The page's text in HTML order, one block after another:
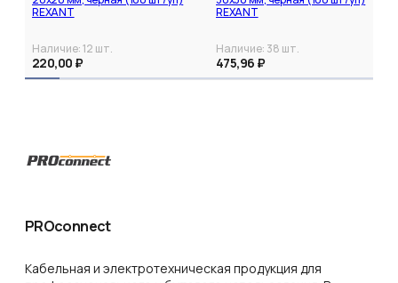
REXANT
Наличие:12 шт.
220,00 ₽
REXANT
Наличие: 38 шт.
475,96 ₽
PROconnect
Кабельная и электротехническая продукция для